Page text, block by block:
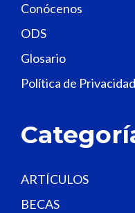
i
e
d
b
n
.
Conócenos
ODS
Glosario
Política de Privacidad
ARTÍCULOS
BECAS